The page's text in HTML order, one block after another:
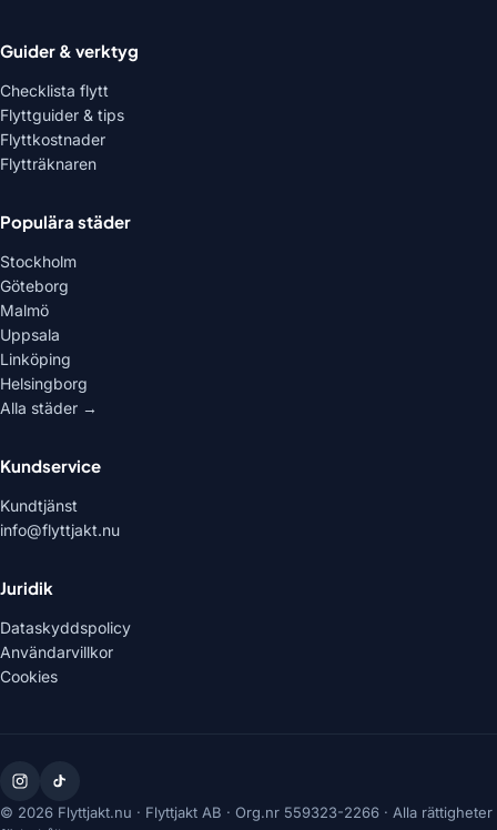
Guider & verktyg
Checklista flytt
Flyttguider & tips
Flyttkostnader
Flytträknaren
Populära städer
Stockholm
Göteborg
Malmö
Uppsala
Linköping
Helsingborg
Alla städer →
Kundservice
Kundtjänst
info@flyttjakt.nu
Juridik
Dataskyddspolicy
Användarvillkor
Cookies
© 2026 Flyttjakt.nu · Flyttjakt AB · Org.nr 559323-2266 · Alla rättigheter